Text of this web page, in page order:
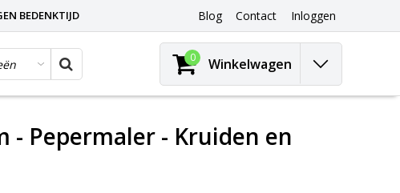
BEDENKTIJD Blog Contact Inloggen
0 Winkelwagen
- Pepermaler - Kruiden en